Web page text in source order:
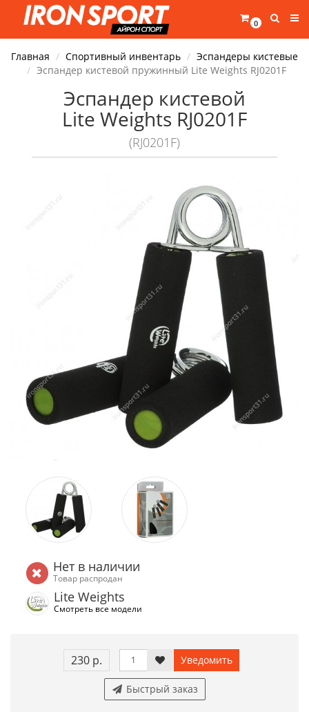
0
Главная Спортивный инвентарь
Эспандеры кистевые
Эспандер кистевой пружинный Lite Weights RJ0201F
Эспандер кистевой
Lite Weights RJ0201F
(RJ0201F)
Нет в наличии
Товар распродан
Lite Weights
Смотреть все модели
230 р. Уведомить
Быстрый заказ